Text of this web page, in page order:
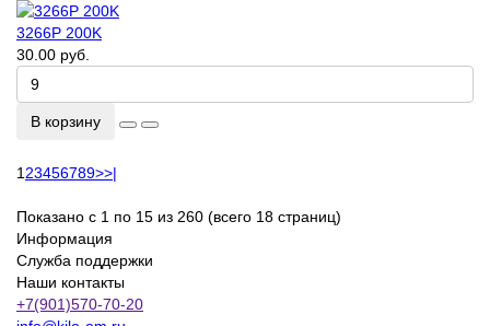
3266P 200K
30.00 руб.
В корзину
1 23456789>>|
Показано с 1 по 15 из 260 (всего 18 страниц)
Информация
Служба поддержки
Наши контакты
+7(901)570-70-20